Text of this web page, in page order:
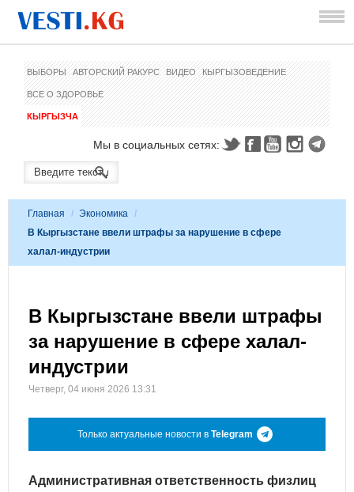
ВЫБОРЫ АВТОРСКИЙ РАКУРС ВИДЕО КЫРГЫЗОВЕДЕНИЕ
ВСЕ О ЗДОРОВЬЕ
КЫРГЫЗЧА
Мы в социальных сетях:
Главная / Экономика /
В Кыргызстане ввели штрафы за нарушение в сфере
халал-индустрии
В Кыргызстане ввели штрафы
за нарушение в сфере халал-
индустрии
Четверг, 04 июня 2026 13:31
Только актуальные новости в Telegram
Административная ответственность физлиц